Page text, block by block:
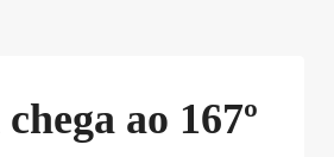
ao 167º